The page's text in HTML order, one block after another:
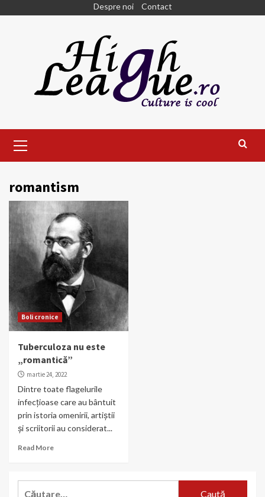
Despre noi Contact
Menu
romantism
Boli cronice
Tuberculoza nu este
„romantică”
martie 24, 2022
Dintre toate flagelurile
infecțioase care au bântuit
prin istoria omenirii, artiștii
și scriitorii au considerat...
Read More